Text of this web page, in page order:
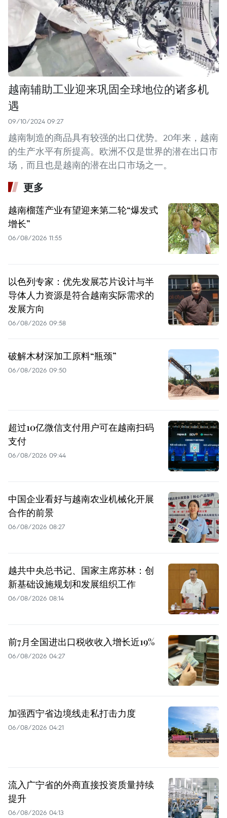
越南辅助工业迎来巩固全球地位的诸多机
遇
09/10/2024 09:27
越南制造的商品具有较强的出口优势。20年来，越南
的生产水平有所提高。欧洲不仅是世界的潜在出口市
场，而且也是越南的潜在出口市场之一。
更多
越南榴莲产业有望迎来第二轮“爆发式
增长”
06/08/2026 11:55
以色列专家：优先发展芯片设计与半
导体人力资源是符合越南实际需求的
发展方向
06/08/2026 09:58
破解木材深加工原料“瓶颈”
06/08/2026 09:50
超过10亿微信支付用户可在越南扫码
支付
06/08/2026 09:44
中国企业看好与越南农业机械化开展
合作的前景
06/08/2026 08:27
越共中央总书记、国家主席苏林：创
新基础设施规划和发展组织工作
06/08/2026 08:14
前7月全国进出口税收收入增长近19%
06/08/2026 04:27
加强西宁省边境线走私打击力度
06/08/2026 04:21
流入广宁省的外商直接投资质量持续
提升
06/08/2026 04:13